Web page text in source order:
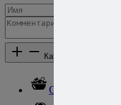
Каталог рецептов
Салаты